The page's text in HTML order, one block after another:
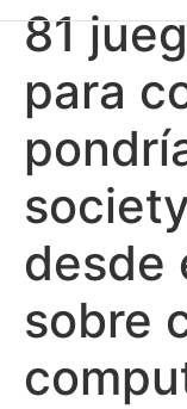
81
para
desde
sobre